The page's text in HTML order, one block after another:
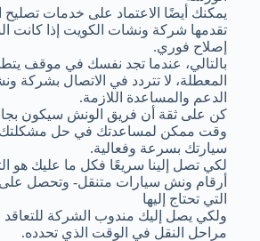
يمكنك أيضًا الاعتماد على خدمات تصليح
تقدمها شركة ونشات الكويت إذا كانت
إصلاح فوري.
بالتالي، عندما تجد نفسك في موقف
المعطلة، لا تتردد في الاتصال بشركة
الدعم والمساعدة اللازمة.
كن على ثقة أن فريق الونش سيكون
وقت ممكن لمساعدتك في حل مشكلتك
سيارتك بسرعة وفعالية.
لكي تصل إلينا سريعًا فكل ما عليك هو
أرقام ونش سيارات متنقل- وتحصل على
التي تحتاج إليها
ولكي يصل إليك مندوب الشركة للتعاقد
مراحل النقل في الوقت الذي تحدده.